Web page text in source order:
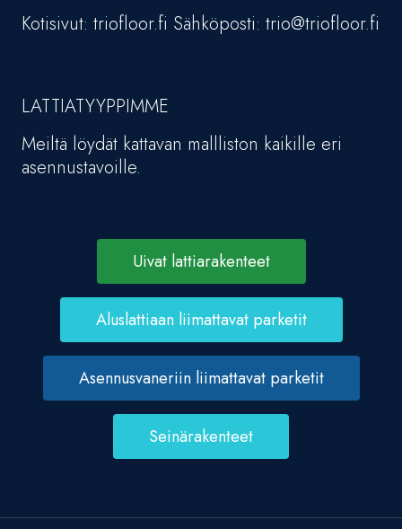
Kotisivut: triofloor.fi Sähköposti: trio@triofloor.fi
LATTIATYYPPIMME
Meiltä löydät kattavan mallliston kaikille eri
asennustavoille.
Uivat lattiarakenteet
Aluslattiaan liimattavat parketit
Asennusvaneriin liimattavat parketit
Seinärakenteet